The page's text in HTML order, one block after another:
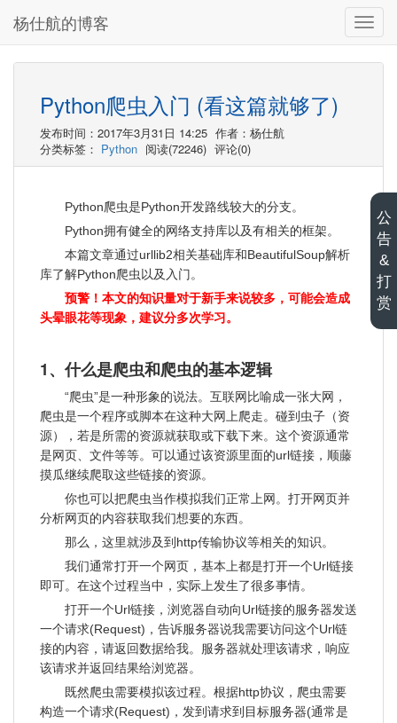
切
换
导
杨仕航的博客
Python爬虫入门 (看这篇就够了)
发布时间：2017年3月31日 14:25 作者：杨仕航
分类标签： Python 阅读(72246) 评论(0)
Python爬虫是Python开发路线较大的分支。
Python拥有健全的网络支持库以及有相关的框架。
本篇文章通过urllib2相关基础库和BeautifulSoup解析
库了解Python爬虫以及入门。
预警！本文的知识量对于新手来说较多，可能会造成
头晕眼花等现象，建议分多次学习。
1、什么是爬虫和爬虫的基本逻辑
“爬虫”是一种形象的说法。互联网比喻成一张大网，
爬虫是一个程序或脚本在这种大网上爬走。碰到虫子（资
源），若是所需的资源就获取或下载下来。这个资源通常
是网页、文件等等。可以通过该资源里面的url链接，顺藤
摸瓜继续爬取这些链接的资源。
你也可以把爬虫当作模拟我们正常上网。打开网页并
分析网页的内容获取我们想要的东西。
那么，这里就涉及到http传输协议等相关的知识。
我们通常打开一个网页，基本上都是打开一个Url链接
即可。在这个过程当中，实际上发生了很多事情。
打开一个Url链接，浏览器自动向Url链接的服务器发送
一个请求(Request)，告诉服务器说我需要访问这个Url链
接的内容，请返回数据给我。服务器就处理该请求，响应
该请求并返回结果给浏览器。
既然爬虫需要模拟该过程。根据http协议，爬虫需要
构造一个请求(Request)，发到请求到目标服务器(通常是
公
告
&
打
赏